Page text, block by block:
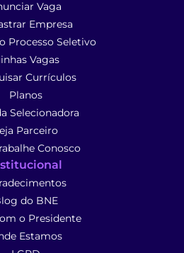
Vaga
Empresa
Processo Seletivo
Vagas
Currículos
Planos
Selecionadora
Parceiro
Conosco
do BNE
o Presidente
Estamos